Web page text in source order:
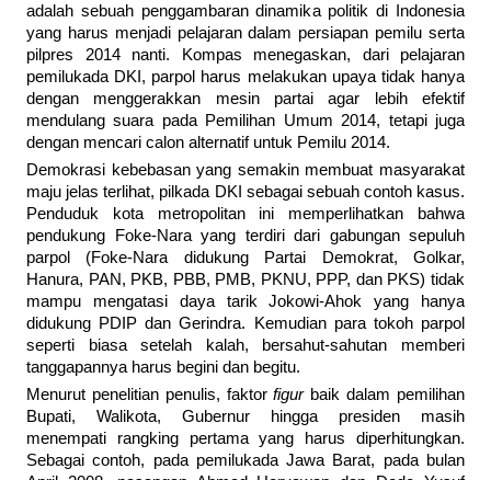
adalah sebuah penggambaran dinamika politik di Indonesia
yang harus menjadi pelajaran dalam persiapan pemilu serta
pilpres 2014 nanti. Kompas menegaskan, dari pelajaran
pemilukada DKI, parpol harus melakukan upaya tidak hanya
dengan menggerakkan mesin partai agar lebih efektif
mendulang suara pada Pemilihan Umum 2014, tetapi juga
dengan mencari calon alternatif untuk Pemilu 2014.
Demokrasi kebebasan yang semakin membuat masyarakat
maju jelas terlihat, pilkada DKI sebagai sebuah contoh kasus.
Penduduk kota metropolitan ini memperlihatkan bahwa
pendukung Foke-Nara yang terdiri dari gabungan sepuluh
parpol (Foke-Nara didukung Partai Demokrat, Golkar,
Hanura, PAN, PKB, PBB, PMB, PKNU, PPP, dan PKS) tidak
mampu mengatasi daya tarik Jokowi-Ahok yang hanya
didukung PDIP dan Gerindra. Kemudian para tokoh parpol
seperti biasa setelah kalah, bersahut-sahutan memberi
tanggapannya harus begini dan begitu.
Menurut penelitian penulis, faktorfigurbaik dalam pemilihan
Bupati, Walikota, Gubernur hingga presiden masih
menempati rangking pertama yang harus diperhitungkan.
Sebagai contoh, pada pemilukada Jawa Barat, pada bulan